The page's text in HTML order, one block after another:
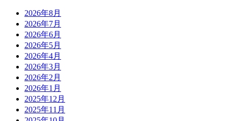
2026年8月
2026年7月
2026年6月
2026年5月
2026年4月
2026年3月
2026年2月
2026年1月
2025年12月
2025年11月